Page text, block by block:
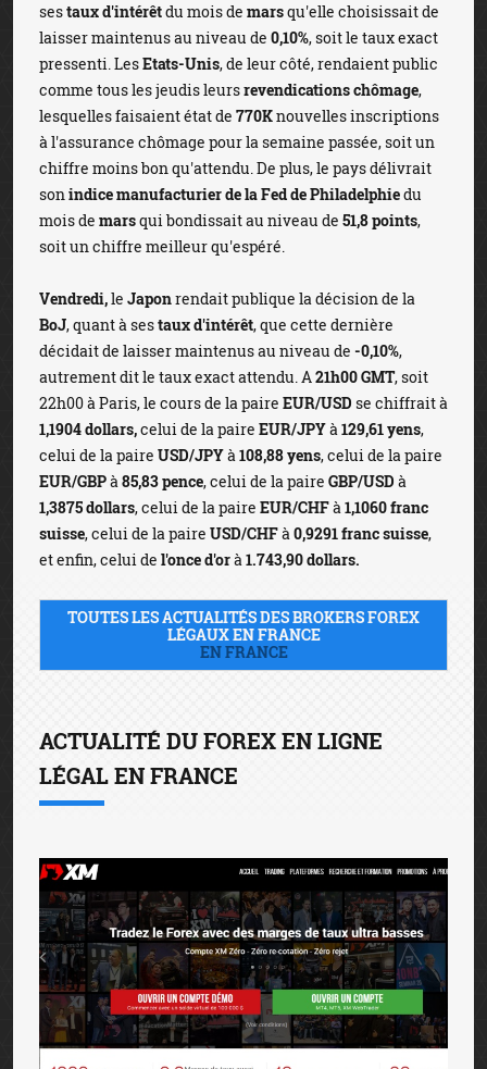
sestaux d'intérêtdu mois de marsqu'elle choisissait de
laisser maintenus au niveau de 0,10%, soit le taux exact
pressenti. LesEtats-Unis, de leur côté, rendaient public
comme tous les jeudis leursrevendications chômage,
lesquelles faisaient état de 770Knouvelles inscriptions
à l'assurance chômage pour la semaine passée, soit un
chiffre moins bon qu'attendu. De plus, le pays délivrait
sonindice manufacturier de la Fed de Philadelphiedu
mois de marsqui bondissait au niveau de 51,8 points,
soit un chiffre meilleur qu'espéré.
Vendredi,le Japonrendait publique la décision de la
BoJ, quant à sestaux d'intérêt, que cette dernière
décidait de laisser maintenus au niveau de -0,10%,
autrement dit le taux exact attendu. A21h00 GMT, soit
22h00 à Paris, le cours de la paire EUR/USD se chiffrait à
1,1904 dollars,celui de la paire EUR/JPYà129,61 yens,
celui de la paire USD/JPYà108,88 yens, celui de la paire
EUR/GBPà85,83 pence, celui de la paire GBP/USD à
1,3875 dollars, celui de la paire EUR/CHFà1,1060 franc
suisse, celui de la paire USD/CHFà0,9291 franc suisse,
et enfin, celui de l'once d'orà1.743,90 dollars.
TOUTES LES ACTUALITÉS DES BROKERS FOREX
LÉGAUX EN FRANCE
EN FRANCE
ACTUALITÉ DU FOREX EN LIGNE
LÉGAL EN FRANCE